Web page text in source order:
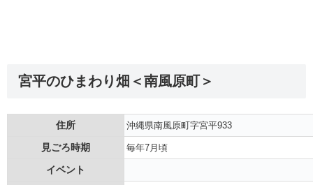
宮平のひまわり畑＜南風原町＞
住所 沖縄県南風原町字宮平933
見ごろ時期 毎年7月頃
イベント